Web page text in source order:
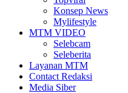
Konsep News
Mylifestyle
MTM VIDEO
Selebcam
Seleberita
Layanan MTM
Contact Redaksi
Media Siber